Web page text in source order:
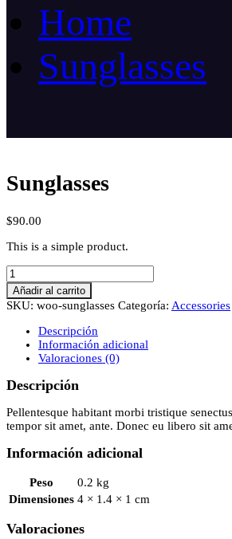
Home
Sunglasses
Sunglasses
$90.00
This is a simple product.
Sunglasses
cantidad
Añadir al carrito
SKU: woo-sunglasses Categoría: Accessories
Descripción
Información adicional
Valoraciones (0)
Descripción
Pellentesque habitant morbi tristique
tempor sit amet, ante. Donec eu libero sit
Información adicional
Peso
0.2 kg
Dimensiones 4 × 1.4 × 1 cm
Valoraciones